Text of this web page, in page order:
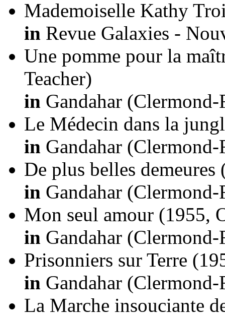
Mademoiselle Kathy
in Revue Galaxies -
Une pomme pour la
Teacher)
in Gandahar
Le Médecin dans la
in Gandahar
De plus belles demeures
in Gandahar
Mon seul amour (1955,
in Gandahar
Prisonniers sur Terre
in Gandahar
La Marche insouciante